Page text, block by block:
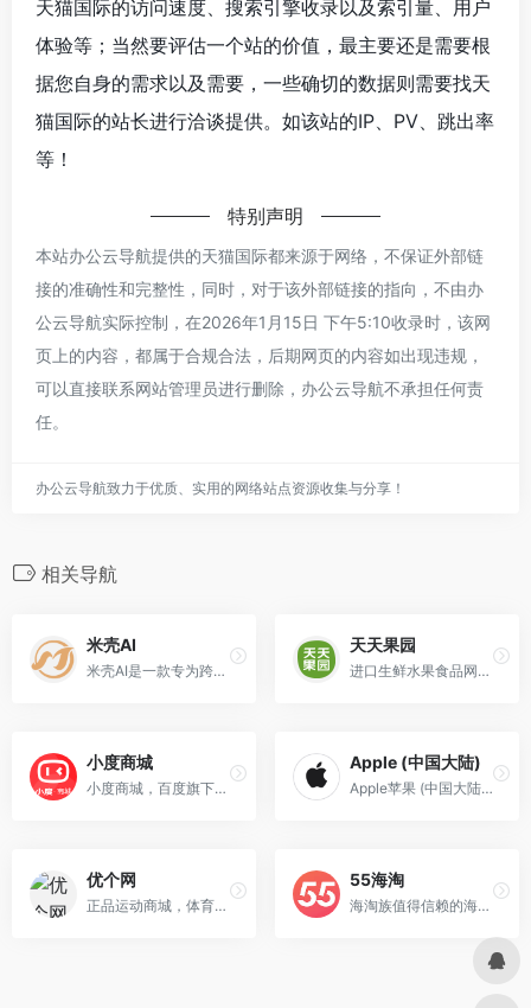
天猫国际的访问速度、搜索引擎收录以及索引量、用户
体验等；当然要评估一个站的价值，最主要还是需要根
据您自身的需求以及需要，一些确切的数据则需要找天
猫国际的站长进行洽谈提供。如该站的IP、PV、跳出率
等！
特别声明
本站办公云导航提供的天猫国际都来源于网络，不保证外部链
接的准确性和完整性，同时，对于该外部链接的指向，不由办
公云导航实际控制，在2026年1月15日 下午5:10收录时，该网
页上的内容，都属于合规合法，后期网页的内容如出现违规，
可以直接联系网站管理员进行删除，办公云导航不承担任何责
任。
办公云导航致力于优质、实用的网络站点资源收集与分享！
相关导航
米壳AI
米壳AI是一款专为跨境电商和视频营销设计的多功能工具，具备多种核心功能，能够显著提升跨境电商卖家的效率和全球市场推广能力。
天天果园
进口生鲜水果食品网络购物平台
小度商城
小度商城，百度旗下专注于智能硬件及周边产品的电商平台
Apple (中国大陆)
Apple苹果 (中国大陆)网站
优个网
正品运动商城，体育户外用品网购
55海淘
海淘族值得信赖的海淘返利网站